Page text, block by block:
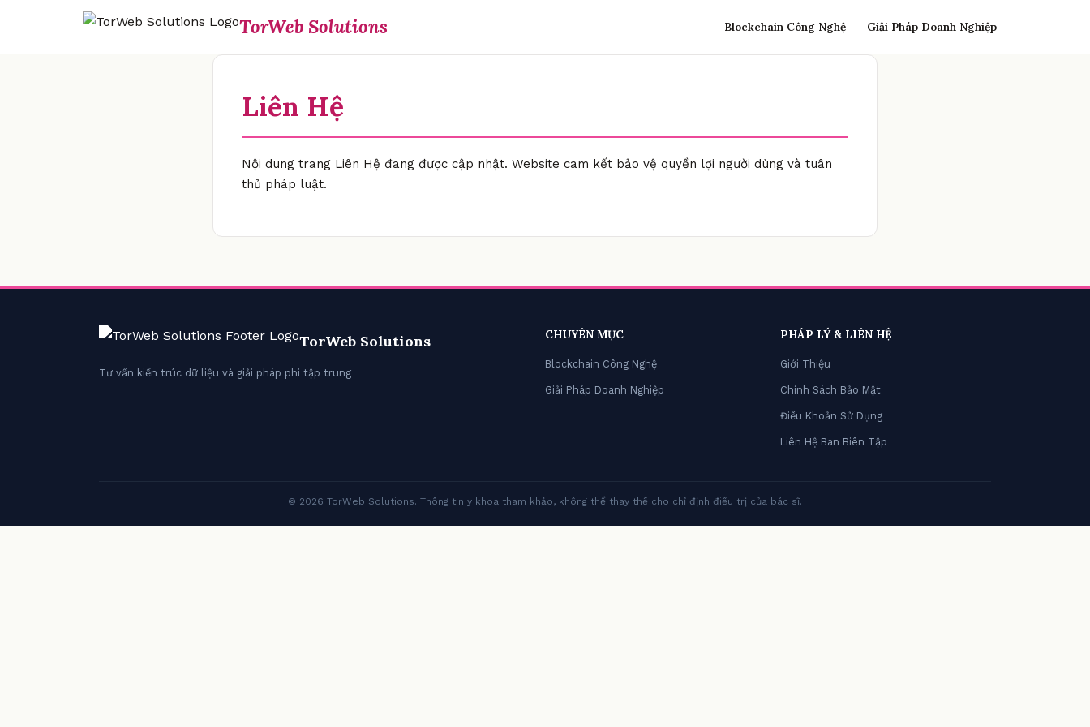
TorWeb Solutions Blockchain Công Nghệ Giải Pháp Doanh Nghiệp
Liên Hệ
Nội dung trang Liên Hệ đang được cập nhật. Website cam kết bảo vệ quyền lợi người dùng và tuân
thủ pháp luật.
TorWeb Solutions
Tư vấn kiến trúc dữ liệu và giải pháp phi tập trung
CHUYÊN MỤC
Blockchain Công Nghệ
Giải Pháp Doanh Nghiệp
PHÁP LÝ & LIÊN HỆ
Giới Thiệu
Chính Sách Bảo Mật
Điều Khoản Sử Dụng
Liên Hệ Ban Biên Tập
© 2026 TorWeb Solutions. Thông tin y khoa tham khảo, không thể thay thế cho chỉ định điều trị của bác sĩ.